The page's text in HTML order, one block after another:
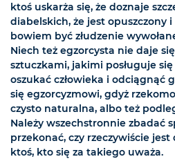
ktoś uskarża się, że doznaje
diabelskich, że jest opuszczony
bowiem być złudzenie
Niech też egzorcysta nie daje
sztuczkami, jakimi posługuje
oszukać człowieka i odciągnąć
się egzorcyzmowi, gdyż
czysto naturalna, albo też
Należy wszechstronnie zbadać
przekonać, czy rzeczywiście
ktoś, kto się za takiego uważa.